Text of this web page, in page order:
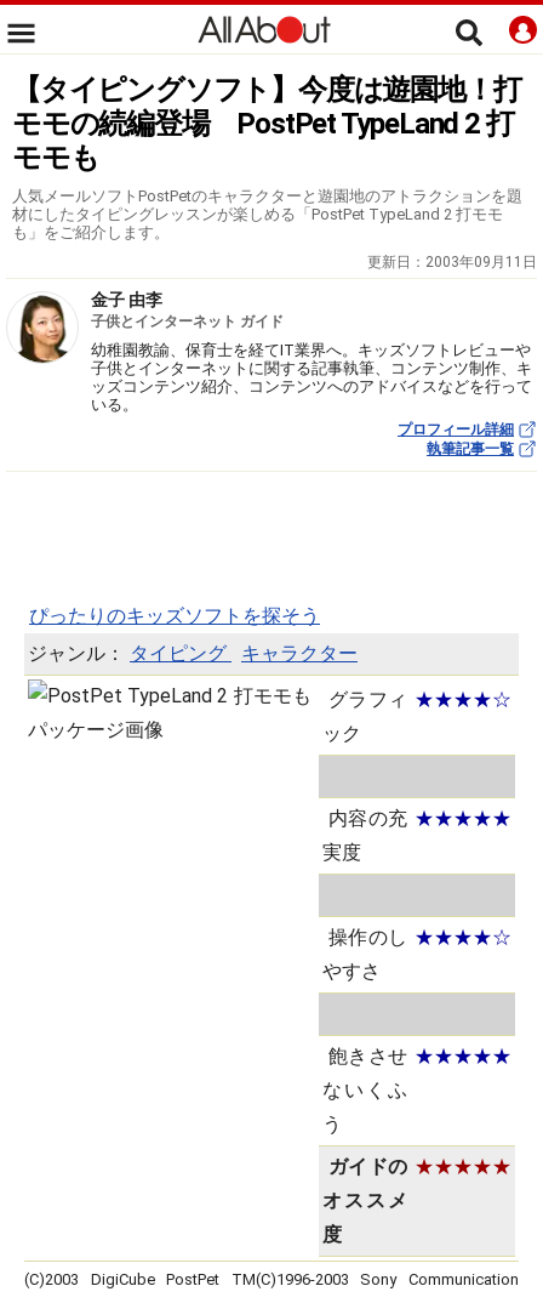
【タイピングソフト】今度は遊園地！打
モモの続編登場 PostPet TypeLand 2 打
モモも
人気メールソフトPostPetのキャラクターと遊園地のアトラクションを題
材にしたタイピングレッスンが楽しめる「PostPet TypeLand 2 打モモ
も」をご紹介します。
更新日： 2003年09月11日
金子 由李
子供とインターネット ガイド
幼稚園教諭、保育士を経てIT業界へ。キッズソフトレビューや
子供とインターネットに関する記事執筆、コンテンツ制作、キ
ッズコンテンツ紹介、コンテンツへのアドバイスなどを行って
いる。
プロフィール詳細
執筆記事一覧
ぴったりのキッズソフトを探そう
ジャンル：
タイピング
キャラクター
グラフィ
ック
★★★★☆
内容の充
実度
★★★★★
操作のし
やすさ
★★★★☆
飽きさせ
ないくふ
う
★★★★★
ガイドの
オススメ
度
★★★★★
(C)2003 DigiCube PostPet TM(C)1996-2003 Sony Communication